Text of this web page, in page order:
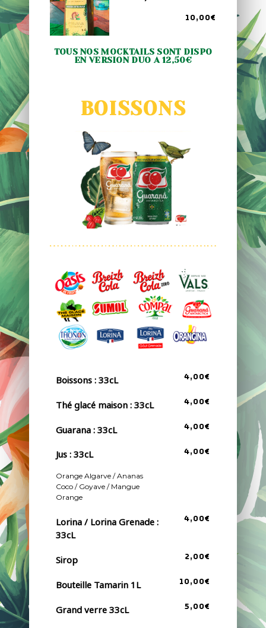
10,00€
TOUS NOS MOCKTAILS SONT DISPO
EN VERSION DUO A 12,50€
BOISSONS
Boissons : 33cL 4,00€
Thé glacé maison : 33cL 4,00€
Guarana : 33cL 4,00€
Jus : 33cL
Orange Algarve / Ananas
Coco / Goyave / Mangue
Orange
4,00€
Lorina / Lorina Grenade :
33cL
4,00€
Sirop 2,00€
Bouteille Tamarin 1L 10,00€
Grand verre 33cL 5,00€